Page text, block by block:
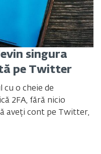
singura
pe Twitter
o cheie de
2FA, fără nicio
aveți cont pe Twitter,